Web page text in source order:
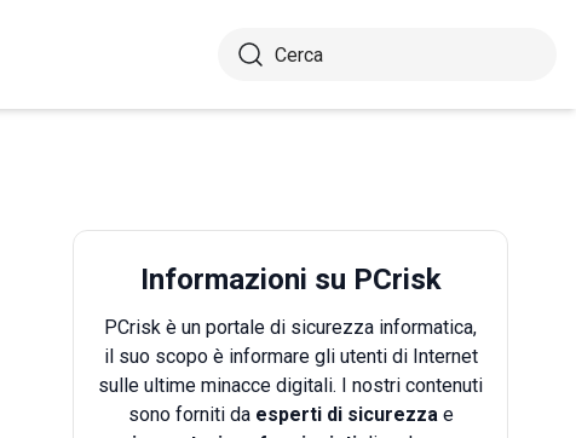
Informazioni su PCrisk
PCrisk è un portale di sicurezza informatica,
il suo scopo è informare gli utenti di Internet
sulle ultime minacce digitali. I nostri contenuti
sono forniti da esperti di sicurezzae